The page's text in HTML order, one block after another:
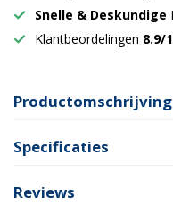
Snelle & Deskundige
Klantbeordelingen 8.9/
Productomschrijving
Specificaties
Reviews